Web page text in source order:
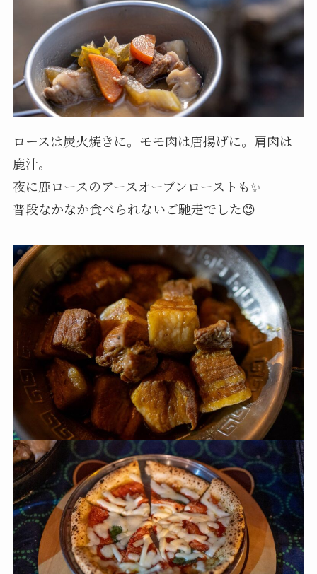
ロースは炭火焼きに。モモ肉は唐揚げに。肩肉は
鹿汁。
夜に鹿ロースのアースオーブンローストも✨
普段なかなか食べられないご馳走でした😊